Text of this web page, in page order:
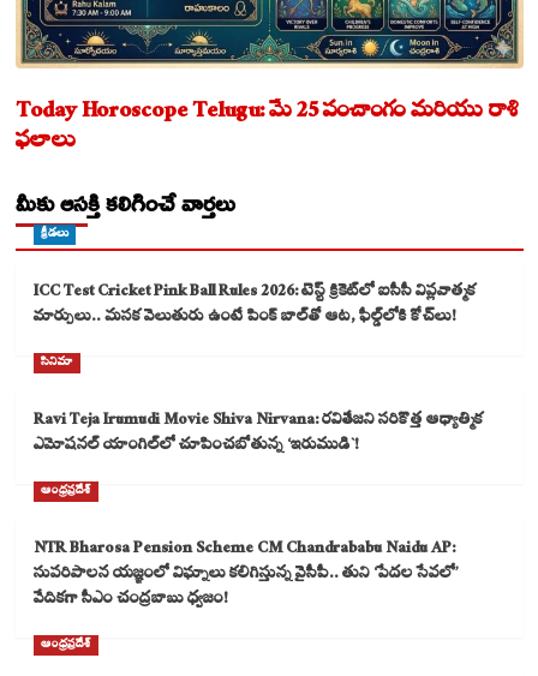
Today Horoscope Telugu: మే 25 పంచాంగం మరియు రాశి
ఫలాలు
మీకు ఆసక్తి కలిగించే వార్తలు
క్రీడలు
ICC Test Cricket Pink Ball Rules 2026: టెస్ట్ క్రికెట్‌లో ఐసీసీ విప్లవాత్మక
మార్పులు.. మసక వెలుతురు ఉంటే పింక్ బాల్‌తో ఆట, ఫీల్డ్‌లోకి కోచ్‌లు!
సినిమా
Ravi Teja Irumudi Movie Shiva Nirvana: రవితేజని సరికొత్త ఆధ్యాత్మిక
ఎమోషనల్ యాంగిల్‌లో చూపించబోతున్న ‘ఇరుముడి`!
ఆంధ్రప్రదేశ్
NTR Bharosa Pension Scheme CM Chandrababu Naidu AP:
సుపరిపాలన యజ్ఞంలో విఘ్నాలు కలిగిస్తున్న వైసీపీ.. తుని ‘పేదల సేవలో’
వేదికగా సీఎం చంద్రబాబు ధ్వజం!
ఆంధ్రప్రదేశ్